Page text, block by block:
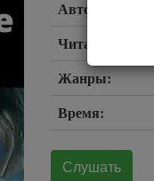
Автор:
Читает:
Жанры:
Время:
Слушать